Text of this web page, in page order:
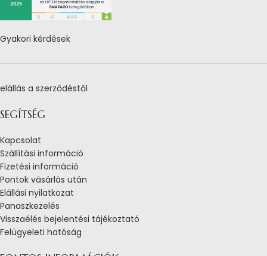
Gyakori kérdések
elállás a szerződéstől
SEGÍTSÉG
Kapcsolat
Szállítási információ
Fizetési információ
Pontok vásárlás után
Elállási nyilatkozat
Panaszkezelés
Visszaélés bejelentési tájékoztató
Felügyeleti hatóság